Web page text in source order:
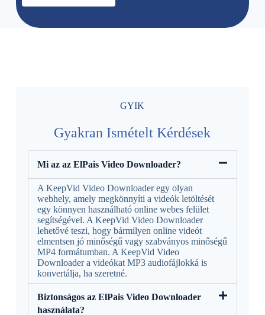
GYIK
Gyakran Ismételt Kérdések
Mi az az ElPais Video Downloader?
A KeepVid Video Downloader egy olyan
webhely, amely megkönnyíti a videók letöltését
egy könnyen használható online webes felület
segítségével. A KeepVid Video Downloader
lehetővé teszi, hogy bármilyen online videót
elmentsen jó minőségű vagy szabványos minőségű
MP4 formátumban. A KeepVid Video
Downloader a videókat MP3 audiofájlokká is
konvertálja, ha szeretné.
Biztonságos az ElPais Video Downloader
használata?